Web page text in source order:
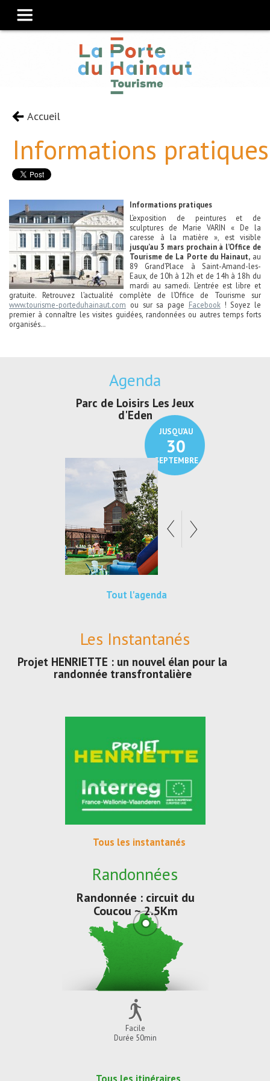
Accueil
Informations pratiques
Informations pratiques
L’exposition de peintures et de
sculptures de Marie VARIN « De la
caresse à la matière », est visible
jusqu’au 3 mars prochain à l’Office de
Tourisme de La Porte du Hainaut,au
89 Grand’Place à Saint-Amand-les-
Eaux, de 10h à 12h et de 14h à 18h du
mardi au samedi. L’entrée est libre et
gratuite. Retrouvez l’actualité complète de l’Office de Tourisme sur
www.tourisme-porteduhainaut.com ou sur sa page Facebook! Soyez le
premier à connaître les visites guidées, randonnées ou autres temps forts
organisés…
Agenda
JUSQU'AU
30
SEPTEMBRE
Parc de Loisirs Les Jeux
d'Eden
Tout l'agenda
Les Instantanés
Projet HENRIETTE : un nouvel élan pour la
randonnée transfrontalière
Tous les instantanés
Randonnées
Randonnée : circuit du
Coucou ~ 2.5Km
Facile
Durée 50min